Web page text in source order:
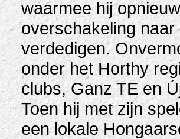
waarmee hij
overschakeling
verdedigen.
onder het Horthy
clubs, Ganz TE en
Toen hij met zijn
een lokale